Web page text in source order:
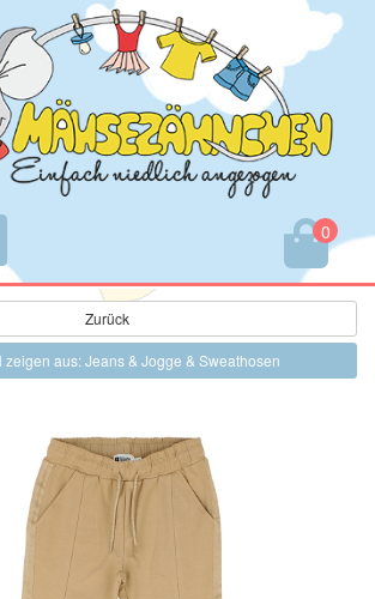
0
Zurück
zeigen aus: Jeans & Jogge & Sweathosen